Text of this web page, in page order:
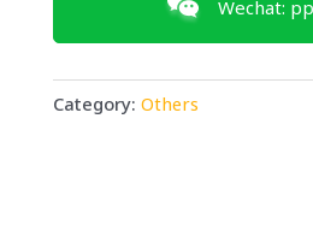
Wechat:
Category: Others